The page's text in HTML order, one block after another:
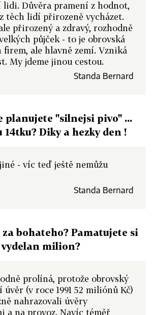
lidi. Důvěra pramení z hodnot,
těch lidí přirozeně vycházet.
přirozený a zdravý, rozhodně
půjček - to je obrovská
firem, ale hlavně zemí. Vzniká
My jdeme jinou cestou.
Standa Bernard
planujete "silnejsi pivo" ...
Diky a hezky den !
- víc teď ještě nemůžu
Standa Bernard
za bohateho? Pamatujete si
milion?
prolíná, protože obrovský
(v roce 1991 52 miliónů Kč)
nahrazovali úvěry
a na provoz. Navíc téměř